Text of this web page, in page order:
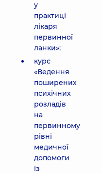
у
практиці
лікаря
первинної
ланки»;
курс
«Ведення
поширених
психічних
розладів
на
первинному
рівні
медичної
допомоги
із